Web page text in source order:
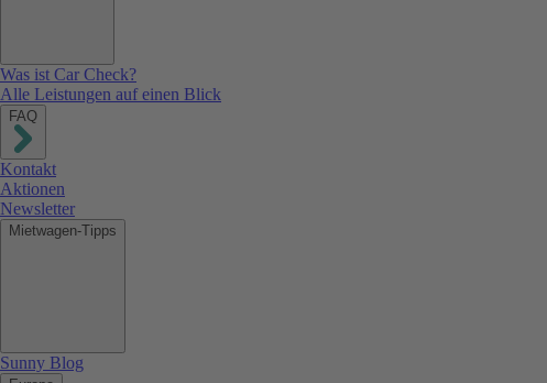
Was ist Car Check?
Alle Leistungen auf einen Blick
FAQ
Kontakt
Aktionen
Newsletter
Mietwagen-Tipps
Sunny Blog